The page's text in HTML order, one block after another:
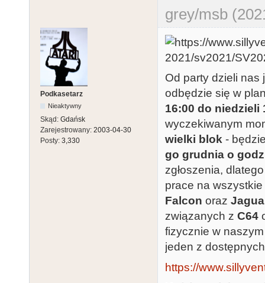
grey/msb
Podkasetarz
Nieaktywny
Skąd: Gdańsk
Zarejestrowany: 2003-04-30
Posty: 3,330
Od party dzieli
odbędzie się w
16:00 do niedzieli
wyczekiwanym
wielki blok -
go grudnia o
zgłoszenia,
prace na
Falcon oraz
związanych z C64
fizycznie w
jeden z
https://